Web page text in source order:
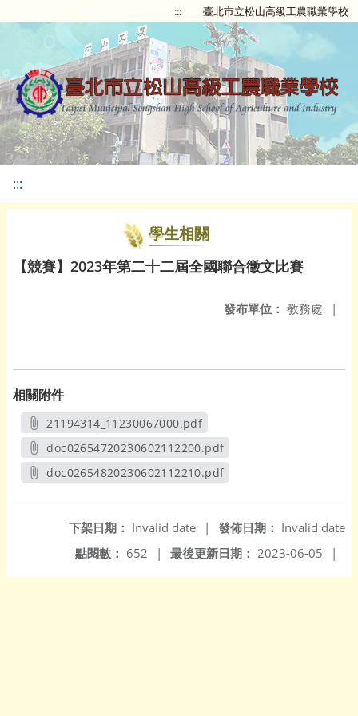
::: 臺北市立松山高級工農職業學校
:::
學生相關
【競賽】2023年第二十二屆全國聯合徵文比賽
發布單位： 教務處 |
相關附件
21194314_11230067000.pdf
另開新視窗
doc02654720230602112200.pdf
另開新視窗
doc02654820230602112210.pdf
發佈日期： Invalid date
下架日期： Invalid date
|
最後更新日期： 2023-06-05 |
點閱數： 652 |